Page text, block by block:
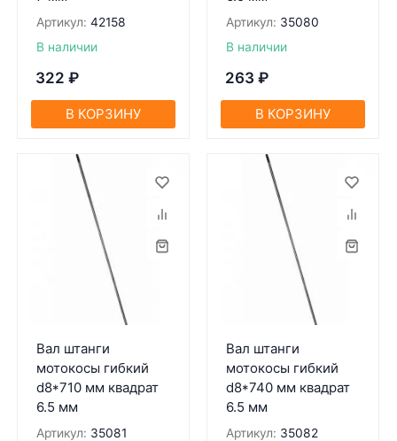
Артикул: 42158
В наличии
322 ₽
В КОРЗИНУ
Артикул: 35080
В наличии
263 ₽
В КОРЗИНУ
Вал штанги
мотокосы гибкий
d8*710 мм квадрат
6.5 мм
Артикул: 35081
Вал штанги
мотокосы гибкий
d8*740 мм квадрат
6.5 мм
Артикул: 35082